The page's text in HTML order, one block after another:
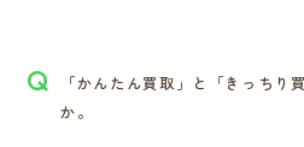
Q
「かんたん買取」と「きっちり
か。